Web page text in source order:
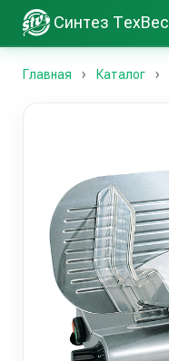
Синтез ТехВес
Главная Каталог